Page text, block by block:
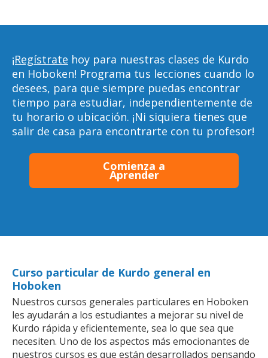
¡Regístrate hoy para nuestras clases de Kurdo
en Hoboken! Programa tus lecciones cuando lo
desees, para que siempre puedas encontrar
tiempo para estudiar, independientemente de
tu horario o ubicación. ¡Ni siquiera tienes que
salir de casa para encontrarte con tu profesor!
Comienza a
Aprender
Curso particular de Kurdo general en
Hoboken
Nuestros cursos generales particulares en Hoboken
les ayudarán a los estudiantes a mejorar su nivel de
Kurdo rápida y eficientemente, sea lo que sea que
necesiten. Uno de los aspectos más emocionantes de
nuestros cursos es que están desarrollados pensando